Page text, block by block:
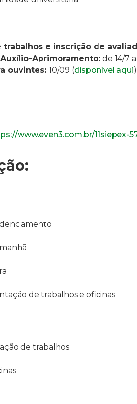
trabalhos e inscrição de
Auxílio-Aprimoramento: de 14/7
ouvintes: 10/09 (disponível aqui)
www.even3.com.br/11siepex-
de trabalhos e oficinas
de trabalhos